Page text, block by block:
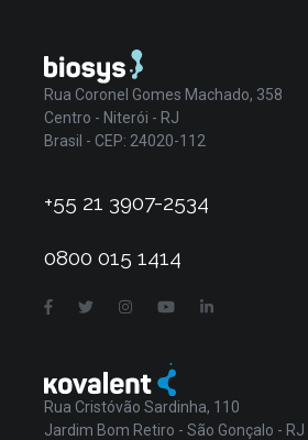
Rua Coronel Gomes Machado, 358
Centro - Niterói - RJ
Brasil - CEP: 24020-112
+55 21 3907-2534
0800 015 1414
Rua Cristóvão Sardinha, 110
Jardim Bom Retiro - São Gonçalo - RJ